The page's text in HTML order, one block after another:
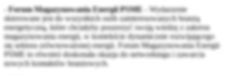
-Forum Magazynowania Energii PSME
- Wydarzenie
skierowane jest do wszystkich osób zainteresowanych branżą
energetyczną, które chciałyby poszerzyć swoją wiedzę z zakresu
magazynowania energii, w kontekście dynamicznie rozwijającego
się sektora zrównoważonej energii. Forum Magazynowania Energii
PSME to również doskonała okazja do networkingu i zawarcia
nowych kontaktów branżowych.